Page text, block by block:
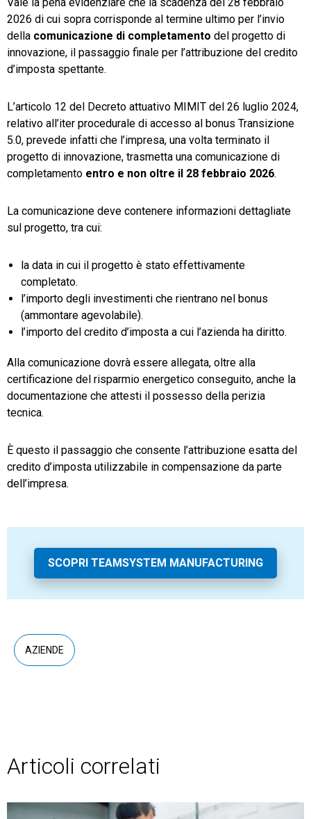
Vale la pena evidenziare che la scadenza del 28 febbraio
2026 di cui sopra corrisponde al termine ultimo per l’invio
della comunicazione di completamento del progetto di
innovazione, il passaggio finale per l’attribuzione del credito
d’imposta spettante.
L’articolo 12 del Decreto attuativo MIMIT del 26 luglio 2024,
relativo all’iter procedurale di accesso al bonus Transizione
5.0, prevede infatti che l’impresa, una volta terminato il
progetto di innovazione, trasmetta una comunicazione di
completamento entro e non oltre il 28 febbraio 2026.
La comunicazione deve contenere informazioni dettagliate
sul progetto, tra cui:
la data in cui il progetto è stato effettivamente
completato.
l’importo degli investimenti che rientrano nel bonus
(ammontare agevolabile).
l’importo del credito d’imposta a cui l’azienda ha diritto.
Alla comunicazione dovrà essere allegata, oltre alla
certificazione del risparmio energetico conseguito, anche la
documentazione che attesti il possesso della perizia
tecnica.
È questo il passaggio che consente l’attribuzione esatta del
credito d’imposta utilizzabile in compensazione da parte
dell’impresa.
SCOPRI TEAMSYSTEM MANUFACTURING
AZIENDE
Articoli correlati